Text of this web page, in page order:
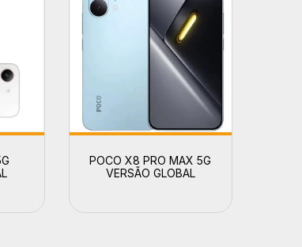
POCO X8 PRO MAX 5G
VERSÃO GLOBAL